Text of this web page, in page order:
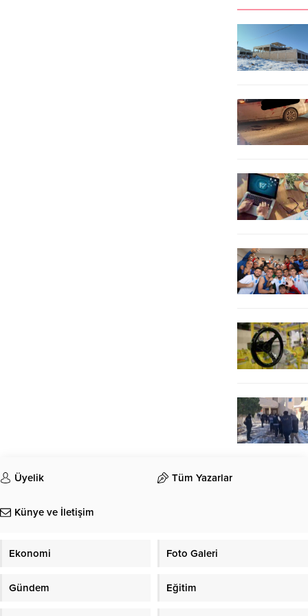
şüpheli gözaltına alındı. 6 şüpheli
hakkındaki aranıyor. İstanbul
Büyükşehir Belediyesi’ne
(İBB) yolsuzluk operasyonları
devam ediyor. Soruşturma
Üyelik Tüm Yazarlar
Künye ve İletişim
Ekonomi Foto Galeri
Gündem Eğitim